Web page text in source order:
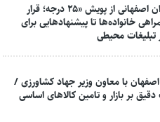
روایت شهروندان اصفهانی از پویش «۲۵ درجه؛ قرار
خانواده‌ها تا پیشنهادهایی برای
تبلیغات محیطی
اصفهان با معاون وزیر جهاد کشاورزی /
دقیق بر بازار و تامین کالاهای اساسی